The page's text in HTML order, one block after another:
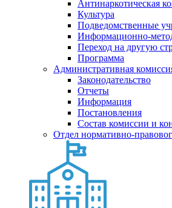
Антинаркотическая
Культура
Подведомственные
Информационно-
Переход на другую
Программа
Административная
Законодательство
Отчеты
Информация
Постановления
Состав комиссии и
Отдел нормативно-